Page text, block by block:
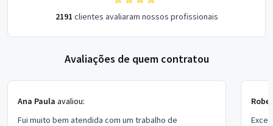
2191 clientes avaliaram nossos profissionais
Avaliações de quem contratou
Ana Paula avaliou:
Fui muito bem atendida com um trabalho de